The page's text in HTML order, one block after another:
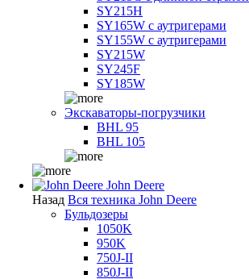
SY215H
SY165W с аутригерами
SY155W с аутригерами
SY215W
SY245F
SY185W
Экскаваторы-погрузчики
BHL 95
BHL 105
John Deere
Назад Вся техника John Deere
Бульдозеры
1050K
950K
750J-II
850J-II